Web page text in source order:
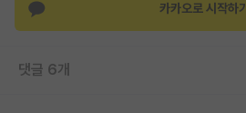
반도체/AI 게시판
장학금/장학생 게시판
카카오로 시작하기
댓글 6개